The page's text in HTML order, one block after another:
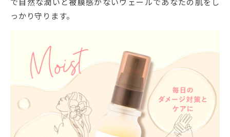
っかり守ります。